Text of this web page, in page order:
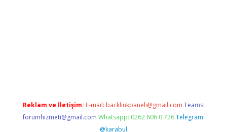
Reklam ve İletişim: E-mail: backlinkpaneli@gmail.com Teams:
forumhizmeti@gmail.com Whatsapp: 0262 606 0 726 Telegram:
@karabul